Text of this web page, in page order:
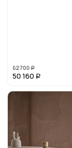
62 700 Р
50 160 Р